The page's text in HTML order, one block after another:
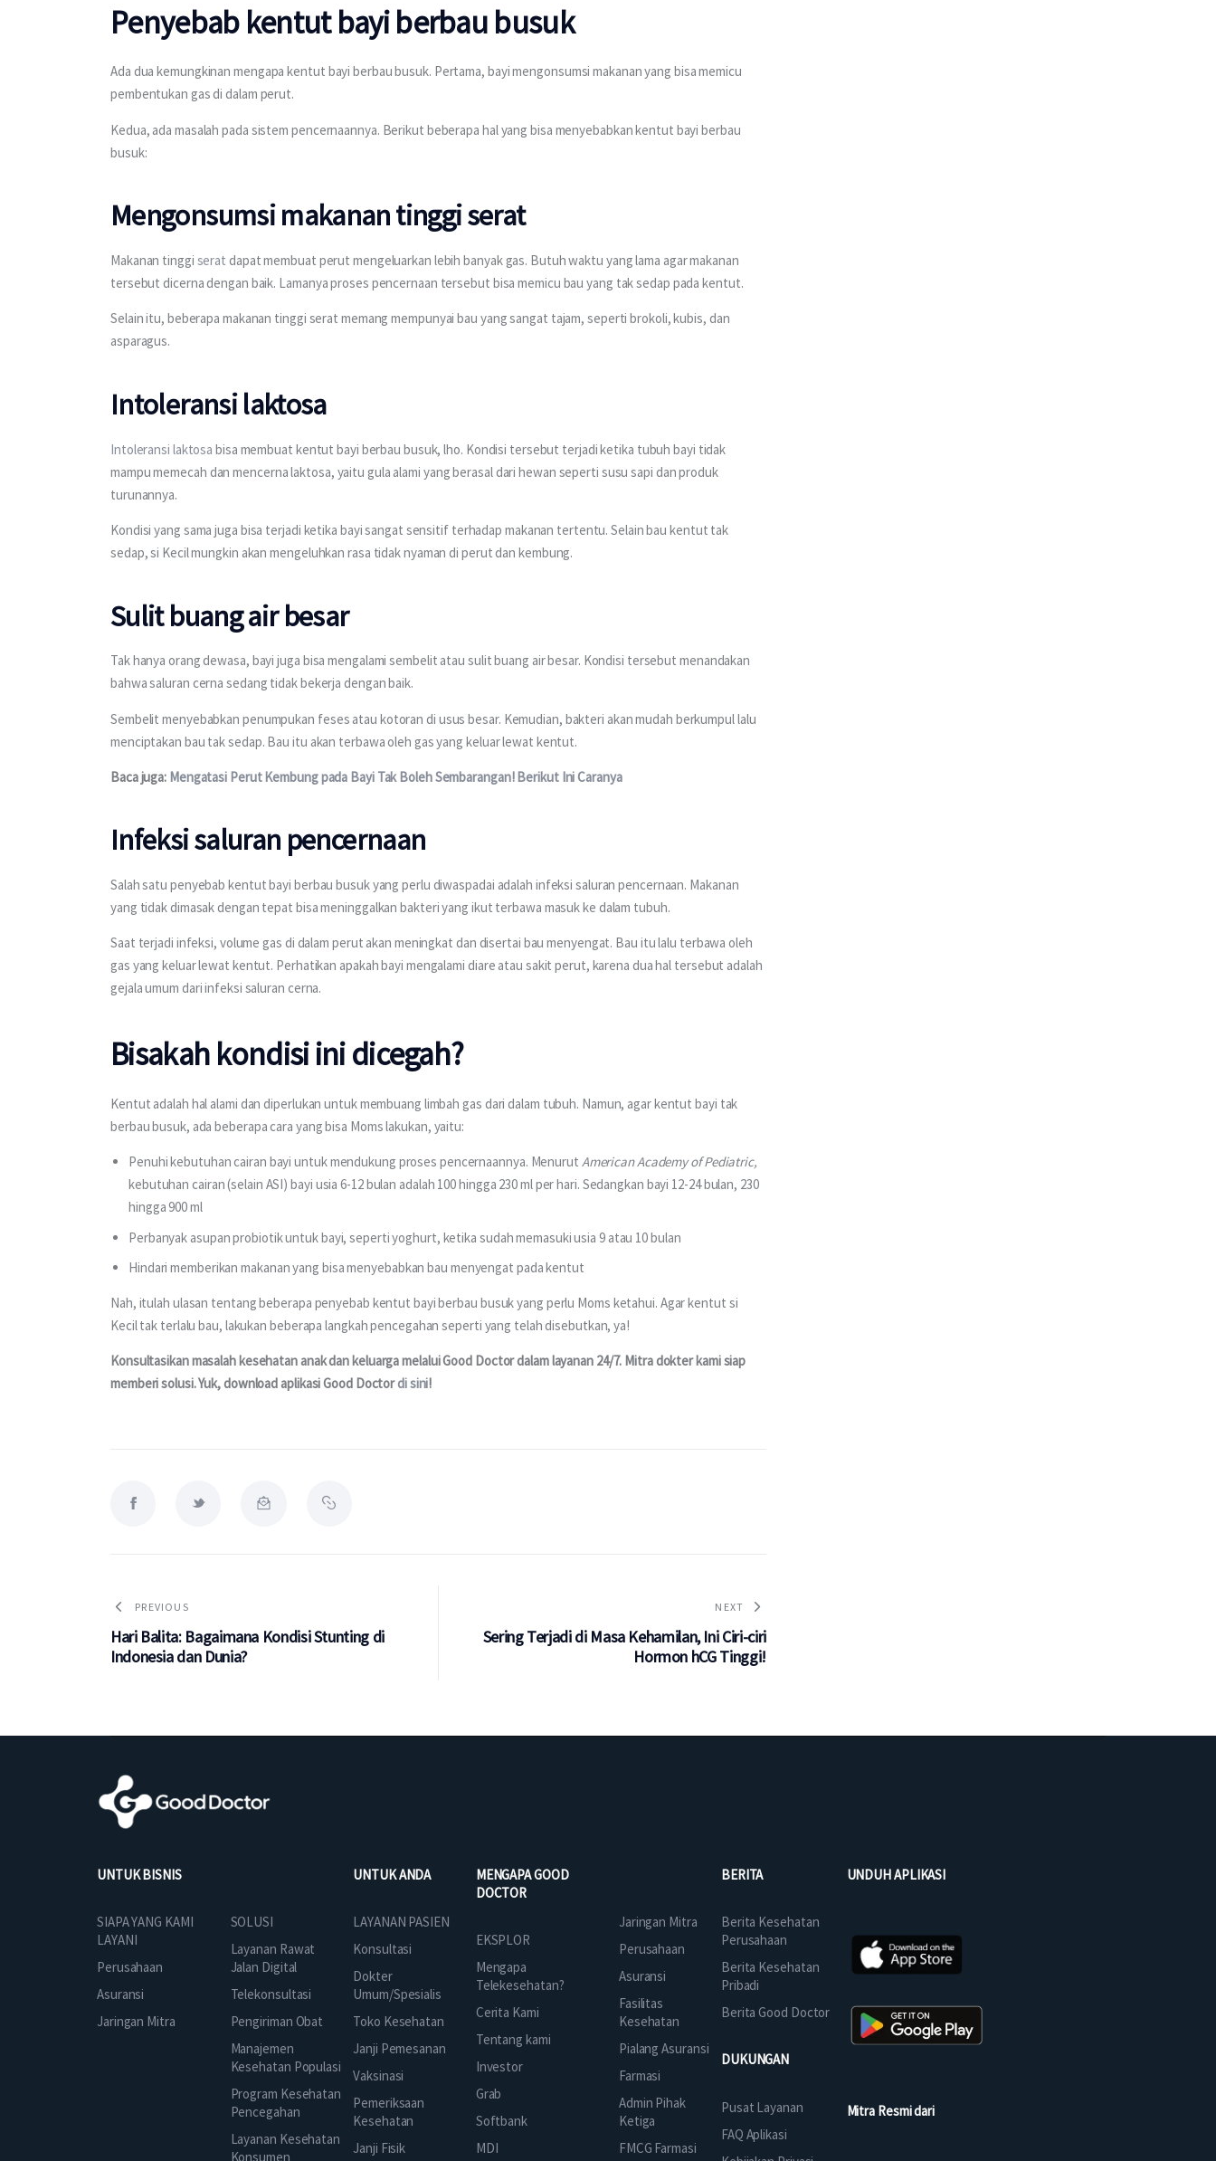
Penyebab kentut bayi berbau busuk
Ada dua kemungkinan mengapa kentut bayi berbau busuk. Pertama, bayi mengonsumsi makanan yang bisa memicu
pembentukan gas di dalam perut.
Kedua, ada masalah pada sistem pencernaannya. Berikut beberapa hal yang bisa menyebabkan kentut bayi berbau
busuk:
Mengonsumsi makanan tinggi serat
Makanan tinggi serat dapat membuat perut mengeluarkan lebih banyak gas. Butuh waktu yang lama agar makanan
tersebut dicerna dengan baik. Lamanya proses pencernaan tersebut bisa memicu bau yang tak sedap pada kentut.
Selain itu, beberapa makanan tinggi serat memang mempunyai bau yang sangat tajam, seperti brokoli, kubis, dan
asparagus.
Intoleransi laktosa
Intoleransi laktosa bisa membuat kentut bayi berbau busuk, lho. Kondisi tersebut terjadi ketika tubuh bayi tidak
mampu memecah dan mencerna laktosa, yaitu gula alami yang berasal dari hewan seperti susu sapi dan produk
turunannya.
Kondisi yang sama juga bisa terjadi ketika bayi sangat sensitif terhadap makanan tertentu. Selain bau kentut tak
sedap, si Kecil mungkin akan mengeluhkan rasa tidak nyaman di perut dan kembung.
Sulit buang air besar
Tak hanya orang dewasa, bayi juga bisa mengalami sembelit atau sulit buang air besar. Kondisi tersebut menandakan
bahwa saluran cerna sedang tidak bekerja dengan baik.
Sembelit menyebabkan penumpukan feses atau kotoran di usus besar. Kemudian, bakteri akan mudah berkumpul lalu
menciptakan bau tak sedap. Bau itu akan terbawa oleh gas yang keluar lewat kentut.
Baca juga: Mengatasi Perut Kembung pada Bayi Tak Boleh Sembarangan! Berikut Ini Caranya
Infeksi saluran pencernaan
Salah satu penyebab kentut bayi berbau busuk yang perlu diwaspadai adalah infeksi saluran pencernaan. Makanan
yang tidak dimasak dengan tepat bisa meninggalkan bakteri yang ikut terbawa masuk ke dalam tubuh.
Saat terjadi infeksi, volume gas di dalam perut akan meningkat dan disertai bau menyengat. Bau itu lalu terbawa oleh
gas yang keluar lewat kentut. Perhatikan apakah bayi mengalami diare atau sakit perut, karena dua hal tersebut adalah
gejala umum dari infeksi saluran cerna.
Bisakah kondisi ini dicegah?
Kentut adalah hal alami dan diperlukan untuk membuang limbah gas dari dalam tubuh. Namun, agar kentut bayi tak
berbau busuk, ada beberapa cara yang bisa Moms lakukan, yaitu:
Penuhi kebutuhan cairan bayi untuk mendukung proses pencernaannya. Menurut American Academy of Pediatric,
kebutuhan cairan (selain ASI) bayi usia 6-12 bulan adalah 100 hingga 230 ml per hari. Sedangkan bayi 12-24 bulan, 230
hingga 900 ml
Perbanyak asupan probiotik untuk bayi, seperti yoghurt, ketika sudah memasuki usia 9 atau 10 bulan
Hindari memberikan makanan yang bisa menyebabkan bau menyengat pada kentut
Nah, itulah ulasan tentang beberapa penyebab kentut bayi berbau busuk yang perlu Moms ketahui. Agar kentut si
Kecil tak terlalu bau, lakukan beberapa langkah pencegahan seperti yang telah disebutkan, ya!
Konsultasikan masalah kesehatan anak dan keluarga melalui Good Doctor dalam layanan 24/7. Mitra dokter kami siap
memberi solusi. Yuk, download aplikasi Good Doctor di sini!
PREVIOUS
Hari Balita: Bagaimana Kondisi Stunting di
Indonesia dan Dunia?
NEXT
Sering Terjadi di Masa Kehamilan, Ini Ciri-ciri
Hormon hCG Tinggi!
UNTUK BISNIS
SIAPA YANG KAMI
LAYANI
Perusahaan
Asuransi
Jaringan Mitra
SOLUSI
Layanan Rawat
Jalan Digital
Telekonsultasi
Pengiriman Obat
Manajemen
Kesehatan Populasi
Program Kesehatan
Pencegahan
Layanan Kesehatan
Konsumen
UNTUK ANDA
LAYANAN PASIEN
Konsultasi
Dokter
Umum/Spesialis
Toko Kesehatan
Janji Pemesanan
Vaksinasi
Pemeriksaan
Kesehatan
Janji Fisik
MENGAPA GOOD
DOCTOR
EKSPLOR
Mengapa
Telekesehatan?
Cerita Kami
Tentang kami
Investor
Grab
Softbank
MDI
Jaringan Mitra
Perusahaan
Asuransi
Fasilitas
Kesehatan
Pialang Asuransi
Farmasi
Admin Pihak
Ketiga
FMCG Farmasi
BERITA
Berita Kesehatan
Perusahaan
Berita Kesehatan
Pribadi
Berita Good Doctor
DUKUNGAN
Pusat Layanan
FAQ Aplikasi
UNDUH APLIKASI
Mitra Resmi dari